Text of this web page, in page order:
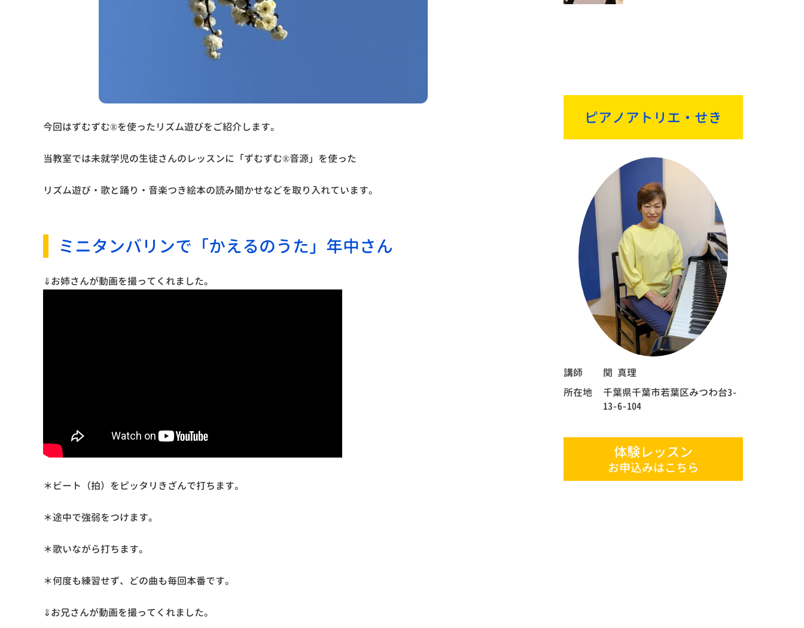
今回はずむずむ®を使ったリズム遊びをご紹介します。
当教室では未就学児の生徒さんのレッスンに「ずむずむ®音源」を使った
リズム遊び・歌と踊り・音楽つき絵本の読み聞かせなどを取り入れています。
ミニタンバリンで「かえるのうた」年中さん
⇓お姉さんが動画を撮ってくれました。
＊ビート（拍）をピッタリきざんで打ちます。
＊途中で強弱をつけます。
＊歌いながら打ちます。
＊何度も練習せず、どの曲も毎回本番です。
⇓お兄さんが動画を撮ってくれました。
ピアノアトリエ・せき
講師
関 真理
所在地
千葉県千葉市若葉区みつわ台3-
13-6-104
体験レッスン
お申込みはこちら